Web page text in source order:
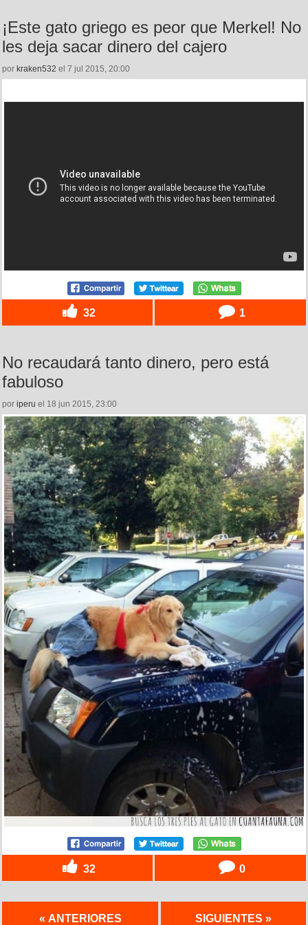
¡Este gato griego es peor que Merkel! No
les deja sacar dinero del cajero
por kraken532 el 7 jul 2015, 20:00
32 1
No recaudará tanto dinero, pero está
fabuloso
por iperu el 18 jun 2015, 23:00
32 0
« ANTERIORES SIGUIENTES »